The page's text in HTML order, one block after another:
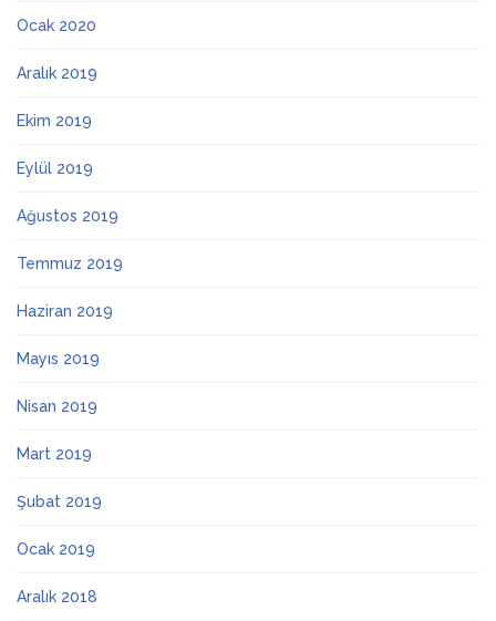
Ocak 2020
Aralık 2019
Ekim 2019
Eylül 2019
Ağustos 2019
Temmuz 2019
Haziran 2019
Mayıs 2019
Nisan 2019
Mart 2019
Şubat 2019
Ocak 2019
Aralık 2018